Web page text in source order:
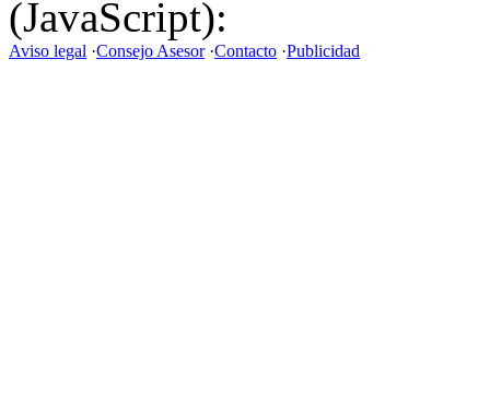
(JavaScript):
Aviso legal ·Consejo Asesor·Contacto ·Publicidad